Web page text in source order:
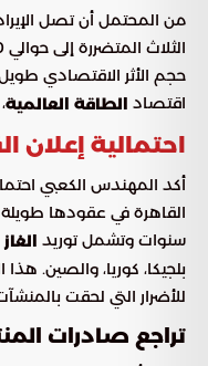
من المحتمل أن تصل
حجم الأثر الاقتصادي
اقتصاد الطاقة العالمية
احتمالية إعلان
أكد المهندس الكعبي
القاهرة في عقودها
سنوات وتشمل توريد
بلجيكا، كوريا، والصين.
للأضرار التي لحقت
تراجع صادرات